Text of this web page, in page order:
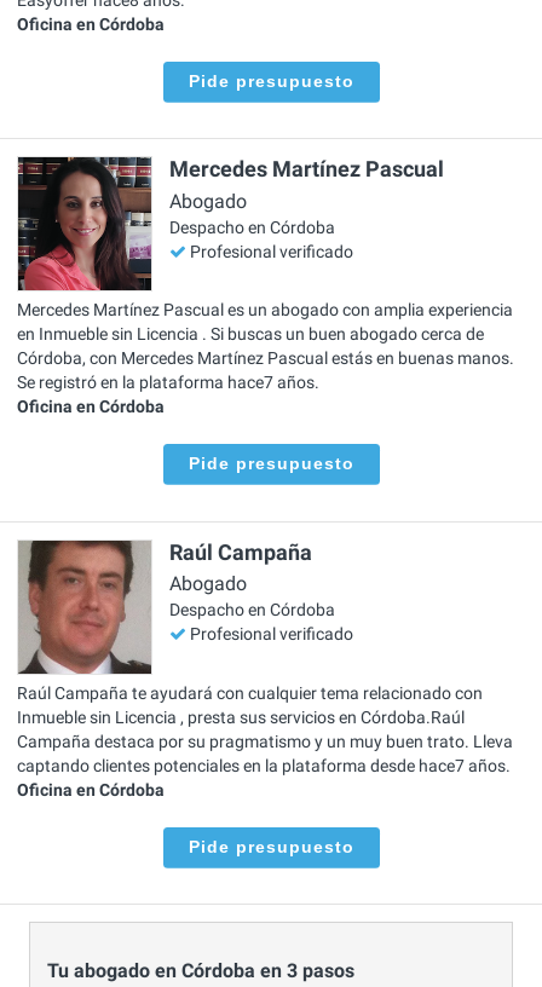
Oficina en Córdoba
Pide presupuesto
Mercedes Martínez Pascual
Abogado
Despacho en Córdoba
Profesional verificado
Mercedes Martínez Pascual es un abogado con amplia experiencia
en Inmueble sin Licencia . Si buscas un buen abogado cerca de
Córdoba, con Mercedes Martínez Pascual estás en buenas manos.
Se registró en la plataforma hace7 años.
Oficina en Córdoba
Pide presupuesto
Raúl Campaña
Abogado
Despacho en Córdoba
Profesional verificado
Raúl Campaña te ayudará con cualquier tema relacionado con
Inmueble sin Licencia , presta sus servicios en Córdoba.Raúl
Campaña destaca por su pragmatismo y un muy buen trato. Lleva
captando clientes potenciales en la plataforma desde hace7 años.
Oficina en Córdoba
Pide presupuesto
Tu abogado en Córdoba en 3 pasos